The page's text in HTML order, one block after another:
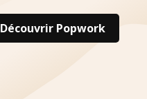
Découvrir Popwork